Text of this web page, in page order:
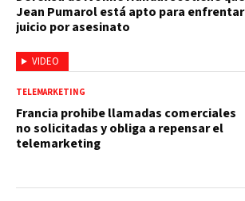
VIDEO
Jean Pumarol está apto para enfrentar
juicio por asesinato
TELEMARKETING
Francia prohibe llamadas comerciales
no solicitadas y obliga a repensar el
telemarketing